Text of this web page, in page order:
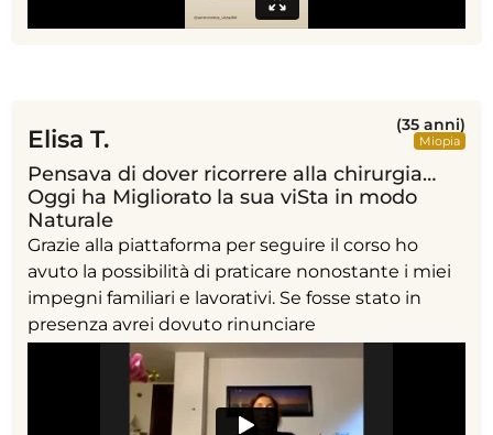
Elisa T. (35 anni)
Miopia
Pensava di dover ricorrere alla chirurgia…
Oggi ha Migliorato la sua viSta in modo
Naturale
Grazie alla piattaforma per seguire il corso ho
avuto la possibilità di praticare nonostante i miei
impegni familiari e lavorativi. Se fosse stato in
presenza avrei dovuto rinunciare